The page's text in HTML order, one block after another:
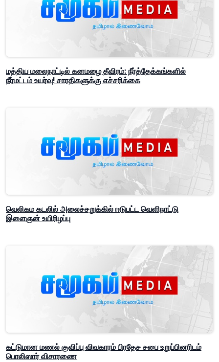
மத்திய மலைநாட்டில் கனமழை தீவிரம்: நீர்த்தேக்கங்களில்
நீர்மட்டம் உயர்வு! சாரதிகளுக்கு எச்சரிக்கை
வெலிகம கடலில் அலைச்சறுக்கில் ஈடுபட்ட வெளிநாட்டு
இளைஞன் உயிரிழப்பு
கட்டுமான மணல் குவிப்பு விவகாரம் பிரதேச சபை உறுப்பினரிடம்
பொலிஸார் விசாரணை